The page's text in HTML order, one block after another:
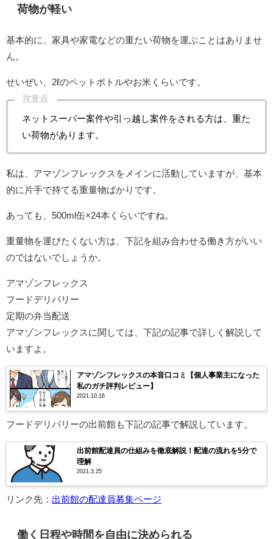
荷物が軽い
基本的に、家具や家電などの重たい荷物を運ぶことはありませ
ん。
せいぜい、2ℓのペットボトルやお米くらいです。
注意点
ネットスーパー案件や引っ越し案件をされる方は、重た
い荷物があります。
私は、アマゾンフレックスをメインに活動していますが、基本
的に片手で持てる重量物ばかりです。
あっても、500ml缶×24本くらいですね。
重量物を運びたくない方は、下記を組み合わせる働き方がいい
のではないでしょうか。
アマゾンフレックス
フードデリバリー
定期の弁当配送
アマゾンフレックスに関しては、下記の記事で詳しく解説して
いますよ。
アマゾンフレックスの本音口コミ【個人事業主になった
私のガチ評判レビュー】
2021.10.16
フードデリバリーの出前館も下記の記事で解説しています。
出前館配達員の仕組みを徹底解説！配達の流れを5分で
理解
2021.3.25
リンク先： 出前館の配達員募集ページ
働く日程や時間を自由に決められる